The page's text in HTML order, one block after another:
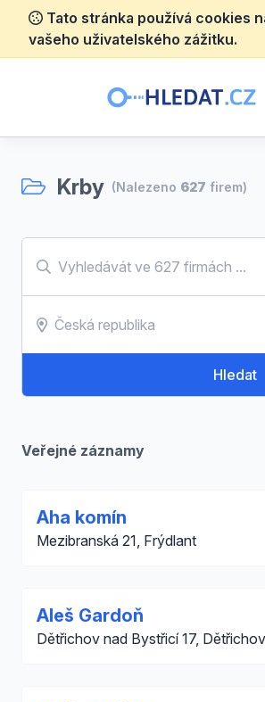
Tato stránka používá cookies
vašeho uživatelského zážitku.
Krby (Nalezeno 627 firem)
Hledat
Veřejné záznamy
Aha komín
Mezibranská 21, Frýdlant
Aleš Gardoň
Dětřichov nad Bystřicí 17,